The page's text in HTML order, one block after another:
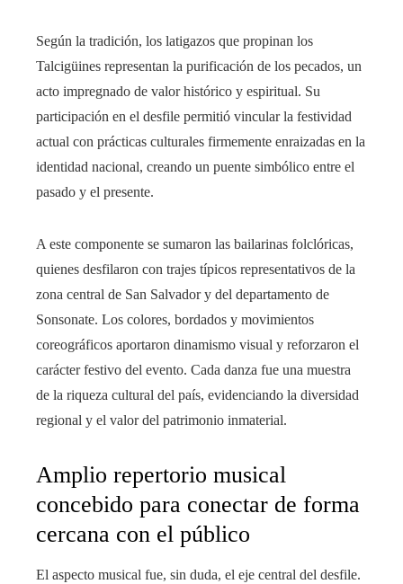
Según la tradición, los latigazos que propinan los
Talcigüines representan la purificación de los pecados, un
acto impregnado de valor histórico y espiritual. Su
participación en el desfile permitió vincular la festividad
actual con prácticas culturales firmemente enraizadas en la
identidad nacional, creando un puente simbólico entre el
pasado y el presente.
A este componente se sumaron las bailarinas folclóricas,
quienes desfilaron con trajes típicos representativos de la
zona central de San Salvador y del departamento de
Sonsonate. Los colores, bordados y movimientos
coreográficos aportaron dinamismo visual y reforzaron el
carácter festivo del evento. Cada danza fue una muestra
de la riqueza cultural del país, evidenciando la diversidad
regional y el valor del patrimonio inmaterial.
Amplio repertorio musical
concebido para conectar de forma
cercana con el público
El aspecto musical fue, sin duda, el eje central del desfile.